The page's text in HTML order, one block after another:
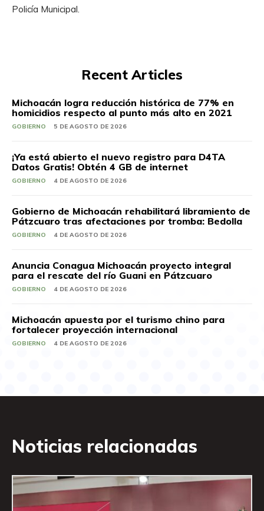
Policía Municipal.
Recent Articles
Michoacán logra reducción histórica de 77% en
homicidios respecto al punto más alto en 2021
GOBIERNO 5 DE AGOSTO DE 2026
¡Ya está abierto el nuevo registro para D4TA
Datos Gratis! Obtén 4 GB de internet
GOBIERNO 4 DE AGOSTO DE 2026
Gobierno de Michoacán rehabilitará libramiento de
Pátzcuaro tras afectaciones por tromba: Bedolla
GOBIERNO 4 DE AGOSTO DE 2026
Anuncia Conagua Michoacán proyecto integral
para el rescate del río Guani en Pátzcuaro
GOBIERNO 4 DE AGOSTO DE 2026
Michoacán apuesta por el turismo chino para
fortalecer proyección internacional
GOBIERNO 4 DE AGOSTO DE 2026
Noticias relacionadas